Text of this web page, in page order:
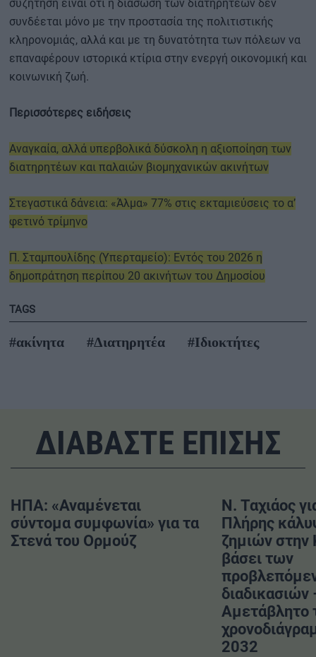
συζήτηση είναι ότι η διάσωση των διατηρητέων δεν
συνδέεται μόνο με την προστασία της πολιτιστικής
κληρονομιάς, αλλά και με τη δυνατότητα των πόλεων να
επαναφέρουν ιστορικά κτίρια στην ενεργή οικονομική και
κοινωνική ζωή.
Περισσότερες ειδήσεις
Αναγκαία, αλλά υπερβολικά δύσκολη η αξιοποίηση των
διατηρητέων και παλαιών βιομηχανικών ακινήτων
Στεγαστικά δάνεια: «Άλμα» 77% στις εκταμιεύσεις το α’
φετινό τρίμηνο
Π. Σταμπουλίδης (Υπερταμείο): Εντός του 2026 η
δημοπράτηση περίπου 20 ακινήτων του Δημοσίου
TAGS
#ακίνητα #Διατηρητέα #Ιδιοκτήτες
ΔΙΑΒΑΣΤΕ ΕΠΙΣΗΣ
ΗΠΑ: «Αναμένεται
σύντομα συμφωνία» για τα
Στενά του Ορμούζ
Ν. Ταχιάος
Πλήρης
ζημιών στην
βάσει των
διαδικασιών
Αμετάβλητο
2032